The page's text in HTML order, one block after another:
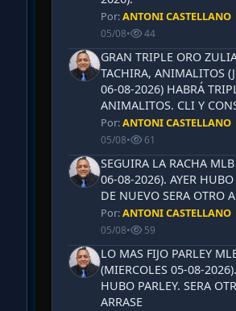
Por:ANTONI CASTELLANO
05/08• 44
GRAN TRIPLE ORO
TACHIRA, ANIMALITOS
06-08-2026) HABRÁ
ANIMALITOS. CLI Y
Por:ANTONI CASTELLANO
05/08• 61
SEGUIRA LA RACHA MLB
06-08-2026). AYER HUBO
DE NUEVO SERA OTRO
Por:ANTONI CASTELLANO
05/08• 59
LO MAS FIJO PARLEY
(MIERCOLES 05-08-
HUBO PARLEY. SERA
ARRASE